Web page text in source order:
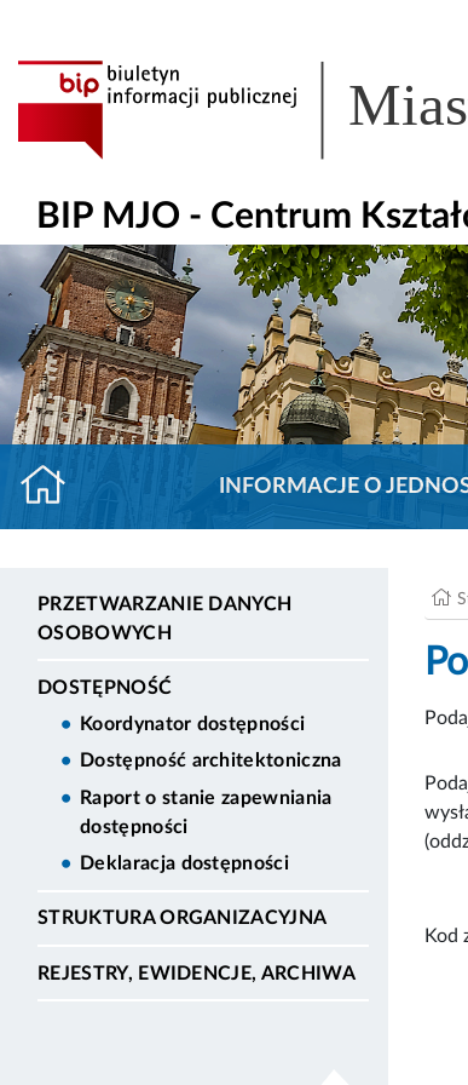
BIP MJO - Centrum
INFORMACJE O
PRZETWARZANIE DANYCH
OSOBOWYCH
DOSTĘPNOŚĆ
Koordynator dostępności
Dostępność architektoniczna
Raport o stanie zapewniania
dostępności
Deklaracja dostępności
STRUKTURA ORGANIZACYJNA
REJESTRY, EWIDENCJE, ARCHIWA
Kod